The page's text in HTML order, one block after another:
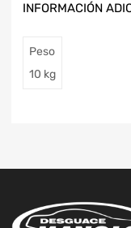
INFORMACIÓN
Peso
10 kg